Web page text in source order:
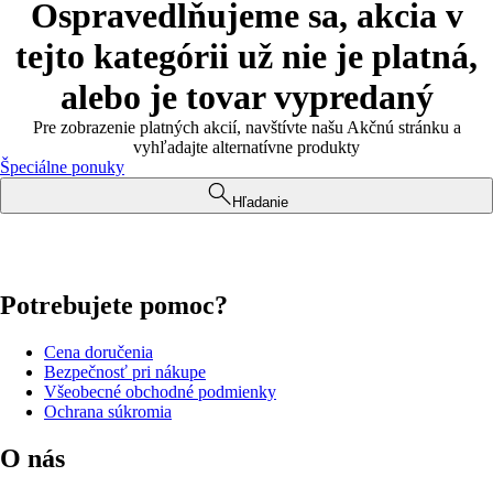
Ospravedlňujeme sa, akcia v
tejto kategórii už nie je platná,
alebo je tovar vypredaný
Pre zobrazenie platných akcií, navštívte našu Akčnú stránku a
vyhľadajte alternatívne produkty
Špeciálne ponuky
Hľadanie
Potrebujete pomoc?
Cena doručenia
Bezpečnosť pri nákupe
Všeobecné obchodné podmienky
Ochrana súkromia
O nás